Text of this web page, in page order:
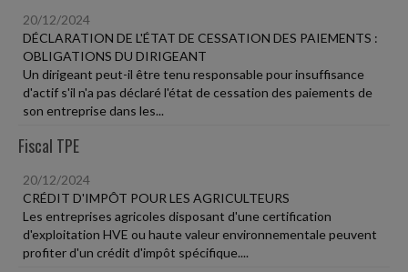
20/12/2024
DÉCLARATION DE L'ÉTAT DE CESSATION DES PAIEMENTS :
OBLIGATIONS DU DIRIGEANT
Un dirigeant peut-il être tenu responsable pour insuffisance
d'actif s'il n'a pas déclaré l'état de cessation des paiements de
son entreprise dans les...
Fiscal TPE
20/12/2024
CRÉDIT D'IMPÔT POUR LES AGRICULTEURS
Les entreprises agricoles disposant d'une certification
d'exploitation HVE ou haute valeur environnementale peuvent
profiter d'un crédit d'impôt spécifique....